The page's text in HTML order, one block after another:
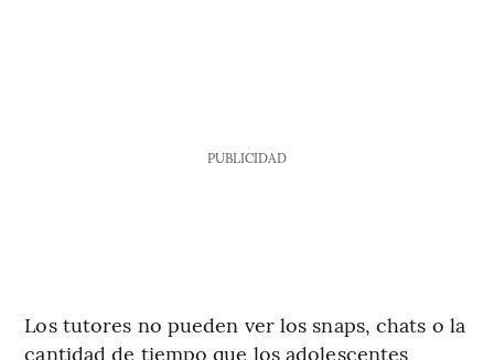
PUBLICIDAD
Los tutores no pueden ver los snaps, chats o la
cantidad de tiempo que los adolescentes